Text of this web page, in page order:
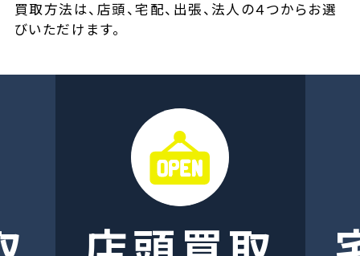
買取方法は、店頭、宅配、出張、法人の４つからお選
びいただけます。